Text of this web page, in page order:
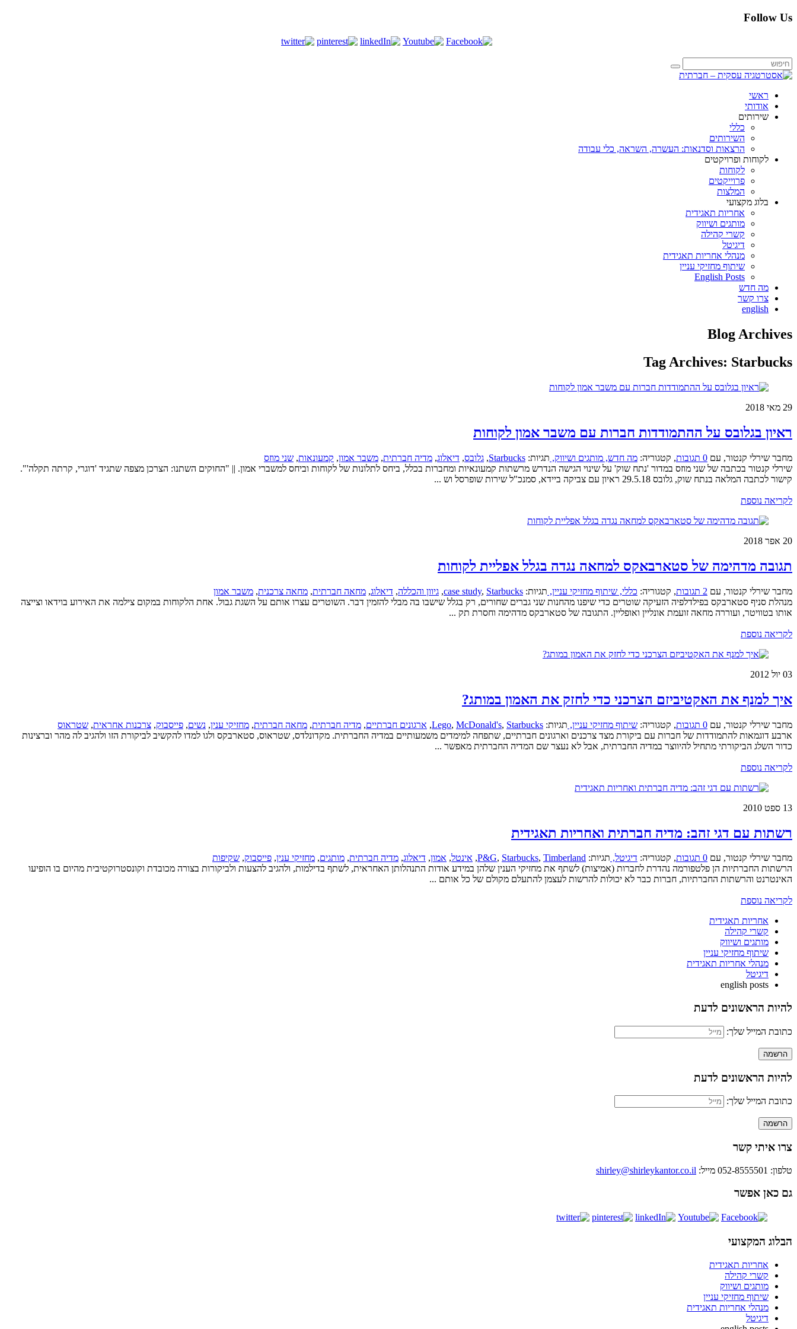
Follow Us
ראשי
אודותי
שירותים
כללי
השירותים
הרצאות וסדנאות: העשרה, השראה, כלי עבודה
לקוחות ופרויקטים
לקוחות
פרוייקטים
המלצות
בלוג מקצועי
אחריות תאגידית
מותגים ושיווק
קשרי קהילה
דיגיטל
מנהלי אחריות תאגידית
שיתוף מחזיקי עניין
English Posts
מה חדש
צרו קשר
english
Blog Archives
Tag Archives: Starbucks
29 מאי 2018
ראיון בגלובס על ההתמודדות חברות עם משבר אמון לקוחות
מחבר שירלי קנטור, עם 0 תגובות , קטגוריה: מה חדש, מותגים ושיווק, תגיות: Starbucks
, גלובס, דיאלוג, מדיה חברתית, משבר אמון, קמעונאות, שני מוזס
שירלי קנטור בכתבה של שני מוזס במדור 'נתח שוק' על שינוי הגישה הנדרש מרשתות קמעונאיות ומחברות בכלל, ביחס לתלונות של לקוחות וביחס למשברי אמון. || "החוקים השתנו: הצרכן מצפה שתגיד 'דוגרי, קרתה תקלה'".
קישור לכתבה המלאה בנתח שוק, גלובס 29.5.18 ראיון עם צביקה ביידא, סמנכ"ל שירות שופרסל וש ...
לקריאה נוספת
20 אפר 2018
תגובה מדהימה של סטארבאקס למחאה נגדה בגלל אפליית לקוחות
מחבר שירלי קנטור, עם 2 תגובות , קטגוריה: כללי, שיתוף מחזיקי עניין, תגיות: case study, Starbucks
, גיוון והכללה, דיאלוג, מחאה חברתית, מחאה צרכנית, משבר אמון
מנהלת סניף סטארבקס בפילדלפיה הזעיקה שוטרים כדי שיפנו מהחנות שני גברים שחורים, רק בגלל שישבו בה מבלי להזמין דבר. השוטרים עצרו אותם על השגת גבול. אחת הלקוחות במקום צילמה את האירוע בוידאו וצייצה
אותו בטוויטר, ועוררה מחאה זועמת אונליין ואופליין. התגובה של סטארבקס מדהימה וחסרת תק ...
לקריאה נוספת
03 יול 2012
איך למנף את האקטיביזם הצרכני כדי לחזק את האמון במותג?
מחבר שירלי קנטור, עם 0 תגובות , קטגוריה: שיתוף מחזיקי עניין, תגיות: Lego, McDonald's, Starbucks
, ארגונים חברתיים, מדיה חברתית, מחאה חברתית, מחזיקי ענין, נשים, פייסבוק, צרכנות אחראית, שטראוס
ארבע דוגמאות להתמודדות של חברות עם ביקורת מצד צרכנים וארגונים חברתיים, שתפחה למימדים משמעותיים במדיה החברתית. מקדונלדס, שטראוס, סטארבקס ולגו למדו להקשיב לביקורת הזו ולהגיב לה מהר וברצינות
כדור השלג הביקורתי מתחיל להיווצר במדיה החברתית, אבל לא נעצר שם המדיה החברתית מאפשר ...
לקריאה נוספת
13 ספט 2010
רשתות עם דגי זהב: מדיה חברתית ואחריות תאגידית
מחבר שירלי קנטור, עם 0 תגובות , קטגוריה: דיגיטל, תגיות: P&G, Starbucks, Timberland
, אינטל, אמון, דיאלוג, מדיה חברתית, מותגים, מחזיקי ענין, פייסבוק, שקיפות
הרשתות החברתיות הן פלטפורמה נהדרת לחברות (אמיצות) לשתף את מחזיקי הענין שלהן במידע אודות התנהלותן האחראית, לשתף בדילמות, ולהגיב להצעות ולביקורות בצורה מכובדת וקונסטרוקטיבית מהיום בו הופיעו
האינטרנט והרשתות החברתיות, חברות כבר לא יכולות להרשות לעצמן להתעלם מקולם של כל אותם ...
לקריאה נוספת
אחריות תאגידית
קשרי קהילה
מותגים ושיווק
שיתוף מחזיקי עניין
מנהלי אחריות תאגידית
דיגיטל
english posts
להיות הראשונים לדעת
כתובת המייל שלך:
להיות הראשונים לדעת
כתובת המייל שלך:
צרו איתי קשר
טלפון: 052-8555501 מייל: shirley@shirleykantor.co.il
גם כאן אפשר
הבלוג המקצועי
אחריות תאגידית
קשרי קהילה
מותגים ושיווק
שיתוף מחזיקי עניין
מנהלי אחריות תאגידית
דיגיטל